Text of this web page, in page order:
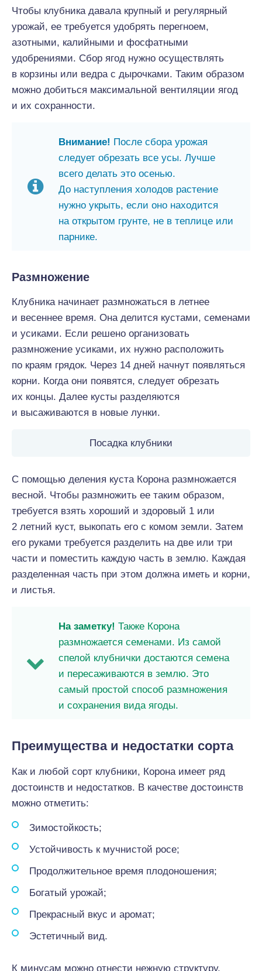
Чтобы клубника давала крупный и регулярный
урожай, ее требуется удобрять перегноем,
азотными, калийными и фосфатными
удобрениями. Сбор ягод нужно осуществлять
в корзины или ведра с дырочками. Таким образом
можно добиться максимальной вентиляции ягод
и их сохранности.
Внимание! После сбора урожая
следует обрезать все усы. Лучше
всего делать это осенью.
До наступления холодов растение
нужно укрыть, если оно находится
на открытом грунте, не в теплице или
парнике.
Размножение
Клубника начинает размножаться в летнее
и весеннее время. Она делится кустами, семенами
и усиками. Если решено организовать
размножение усиками, их нужно расположить
по краям грядок. Через 14 дней начнут появляться
корни. Когда они появятся, следует обрезать
их концы. Далее кусты разделяются
и высаживаются в новые лунки.
Посадка клубники
С помощью деления куста Корона размножается
весной. Чтобы размножить ее таким образом,
требуется взять хороший и здоровый 1 или
2 летний куст, выкопать его с комом земли. Затем
его руками требуется разделить на две или три
части и поместить каждую часть в землю. Каждая
разделенная часть при этом должна иметь и корни,
и листья.
На заметку! Также Корона
размножается семенами. Из самой
спелой клубнички достаются семена
и пересаживаются в землю. Это
самый простой способ размножения
и сохранения вида ягоды.
Преимущества и недостатки сорта
Как и любой сорт клубники, Корона имеет ряд
достоинств и недостатков. В качестве достоинств
можно отметить:
Зимостойкость;
Устойчивость к мучнистой росе;
Продолжительное время плодоношения;
Богатый урожай;
Прекрасный вкус и аромат;
Эстетичный вид.
К минусам можно отнести нежную структуру,